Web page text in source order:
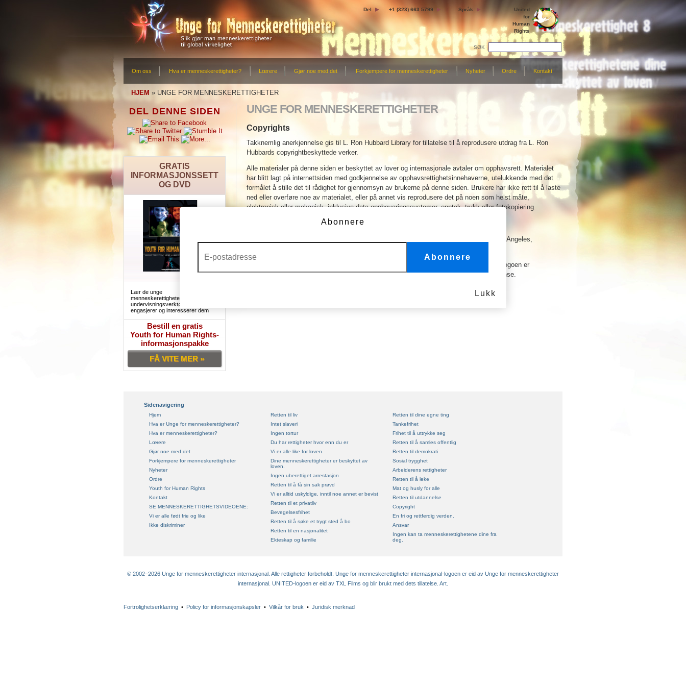
Del +1 (323) 663 5799 Språk
United
for
Human
Rights
SØK
Om oss Hva er menneskerettigheter? Lœrere Gjør noe med det Forkjempere for menneskerettigheter Nyheter Ordre Kontakt
HJEM » UNGE FOR MENNESKERETTIGHETER
DEL DENNE SIDEN
GRATIS
INFORMASJONSSETT
OG DVD
Lær de unge
menneskerettighetene sine med
undervisningsverktøy som
engasjerer og interesserer dem
Bestill en gratis
Youth for Human Rights-
informasjonspakke
FÅ VITE MER »
UNGE FOR MENNESKERETTIGHETER
Copyrights
Takknemlig anerkjennelse gis til L. Ron Hubbard Library for tillatelse til å reprodusere utdrag fra L. Ron
Hubbards copyrightbeskyttede verker.
Alle materialer på denne siden er beskyttet av lover og internasjonale avtaler om opphavsrett. Materialet
har blitt lagt på internettsiden med godkjennelse av opphavsrettighetsinnehaverne, utelukkende med det
formålet å stille det til rådighet for gjennomsyn av brukerne på denne siden. Brukere har ikke rett til å laste
ned eller overføre noe av materialet, eller på annet vis reprodusere det på noen som helst måte,
elektronisk eller mekanisk, inklusive data-oppbevaringssystemer, opptak, trykk eller fotokopiering.
Opplysninger om varemerker
er et vare- og servicemerke som eies av Religious Technology Center, Los Angeles,
-logoen er
varemerker som eies av Den internasjonale stiftelsen for menneskerettigheter og toleranse.
Sidenavigering
Hjem
Hva er Unge for menneskerettigheter?
Hva er menneskerettigheter?
Lœrere
Gjør noe med det
Forkjempere for menneskerettigheter
Nyheter
Ordre
Youth for Human Rights
Kontakt
SE MENNESKERETTIGHETSVIDEOENE:
Vi er alle født frie og like
Ikke diskriminer
Retten til liv
Intet slaveri
Ingen tortur
Du har rettigheter hvor enn du er
Vi er alle like for loven.
Dine menneskerettigheter er beskyttet av
loven.
Ingen uberettiget arrestasjon
Retten til å få sin sak prøvd
Vi er alltid uskyldige, inntil noe annet er bevist
Retten til et privatliv
Bevegelsesfrihet
Retten til å søke et trygt sted å bo
Retten til en nasjonalitet
Ekteskap og familie
Retten til dine egne ting
Tankefrihet
Frihet til å uttrykke seg
Retten til å samles offentlig
Retten til demokrati
Sosial trygghet
Arbeiderens rettigheter
Retten til å leke
Mat og husly for alle
Retten til utdannelse
Copyright
En fri og rettferdig verden.
Ansvar
Ingen kan ta menneskerettighetene dine fra
deg.
© 2002–2026 Unge for menneskerettigheter internasjonal. Alle rettigheter forbeholdt. Unge for menneskerettigheter internasjonal-logoen er eid av Unge for menneskerettigheter
internasjonal. UNITED-logoen er eid av TXL Films og blir brukt med dets tillatelse. Art.
Fortrolighetserklæring • Policy for informasjonskapsler • Vilkår for bruk • Juridisk merknad
Abonnere
Abonnere
Lukk